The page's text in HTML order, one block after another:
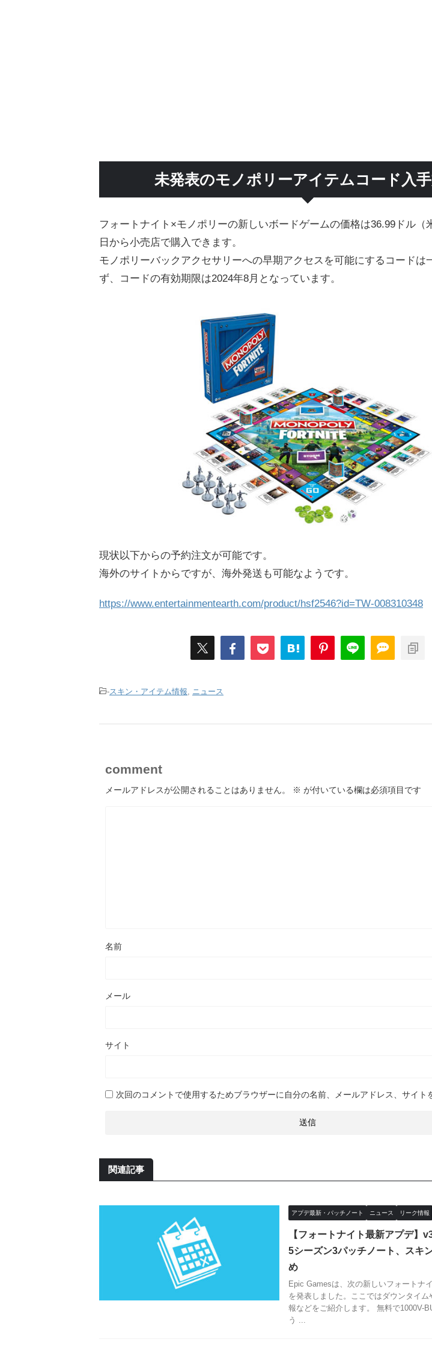
未発表のモノポリーアイテムコード入
フォートナイト×モノポリーの新しいボードゲームの価格は36.99ドル（
日から小売店で購入できます。
モノポリーバックアクセサリーへの早期アクセスを可能にするコードは
ず、コードの有効期限は2024年8月となっています。
現状以下からの予約注文が可能です。
海外のサイトからですが、海外発送も可能なようです。
https://www.entertainmentearth.com/product/hsf2546?id=TW-008310348
-スキン・アイテム情報, ニュース
comment
メールアドレスが公開されることはありません。 ※ が付いている欄は必須項目です
名前
メール
サイト
次回のコメントで使用するためブラウザーに自分の名前、メールアドレス、サイト
関連記事
アプデ最新・パッチノート ニュース リーク情報
【フォートナイト最新アプデ】
5シーズン3パッチノート、スキ
め
Epic Gamesは、次の新しいフォートナ
を発表しました。ここではダウンタイ
報などをご紹介します。 無料で1000V-
う ...